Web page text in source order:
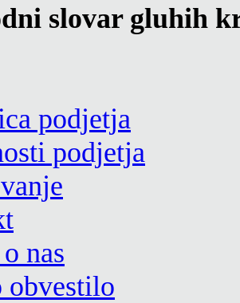
slovar gluhih
podjetja
podjetja
nas
obvestilo